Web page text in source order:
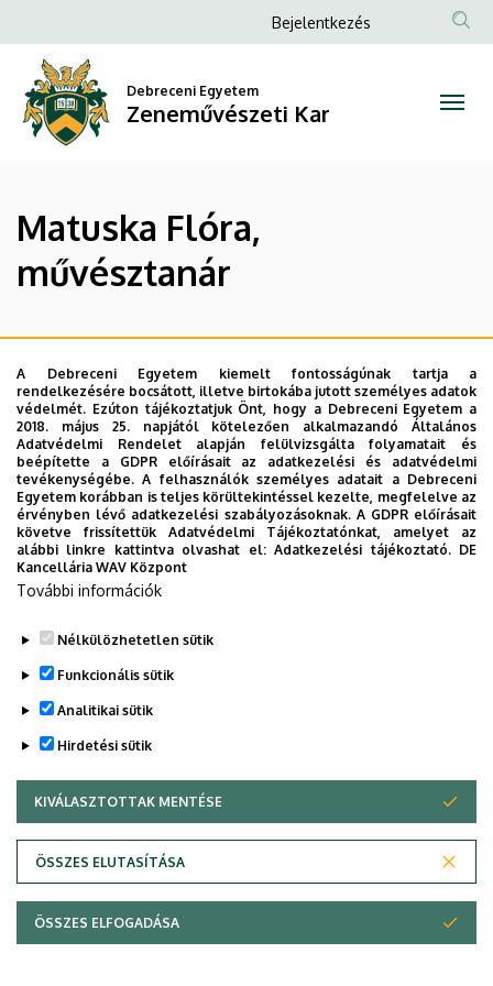
Flóra,
művésztanár
Zeneművészeti
Kar
a
tartalomra
Anonim
menüje
Bejelentkezés
Debreceni Egyetem
Zeneművészeti Kar
Matuska Flóra,
művésztanár
Adatvédelem
Copyright © 2026 Unideb
A Debreceni Egyetem kiemelt fontosságúnak tartja a
rendelkezésére bocsátott, illetve birtokába jutott személyes adatok
védelmét. Ezúton tájékoztatjuk Önt, hogy a Debreceni Egyetem a
2018. május 25. napjától kötelezően alkalmazandó Általános
Adatvédelmi Rendelet alapján felülvizsgálta folyamatait és
beépítette a GDPR előírásait az adatkezelési és adatvédelmi
tevékenységébe. A felhasználók személyes adatait a Debreceni
Egyetem korábban is teljes körültekintéssel kezelte, megfelelve az
érvényben lévő adatkezelési szabályozásoknak. A GDPR előírásait
követve frissítettük Adatvédelmi Tájékoztatónkat, amelyet az
alábbi linkre kattintva olvashat el:Adatkezelési tájékoztató. DE
Kancellária WAV Központ
További információk
Nélkülözhetetlen sütik
Funkcionális sütik
Analitikai sütik
Hirdetési sütik
KIVÁLASZTOTTAK MENTÉSE
ÖSSZES ELUTASÍTÁSA
WITHDRAW CONSENT
ÖSSZES ELFOGADÁSA